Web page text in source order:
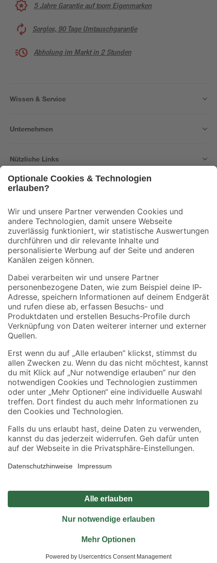
5 Jahre Garantie auf toom Eigenmarken
Sorglos, 90 Tage Umtauschgarantie
Abholung im Markt in 2 Stunden
Wissen & Service
Unternehmen
Nützliche Links
Der toom Newsletter: Keine Angebote und Aktionen mehr verpassen!
Zur Newsletter Anmeldung
Folge uns
Zahlungsarten Versandarten
Sicher einkaufen
Jetzt die toom-App herunterladen
Alle Preisangaben in EUR inkl. gesetzl. MwSt.. Die dargestellten Angebote sind unter
Umständen nicht in allen Märkten verfügbar. Die angegebenen Verfügbarkeiten beziehen
Produkte nur solange der Vorrat reicht.
*Paketversand ab 59 € versandkostenfrei, gilt nicht für Artikel mit Speditionsversand, hier
Privatsphäre Impressum
Nutzungsbedingungen
Widerrufsrecht
Vertrag widerrufen
© 2026 toom Baumarkt GmbH